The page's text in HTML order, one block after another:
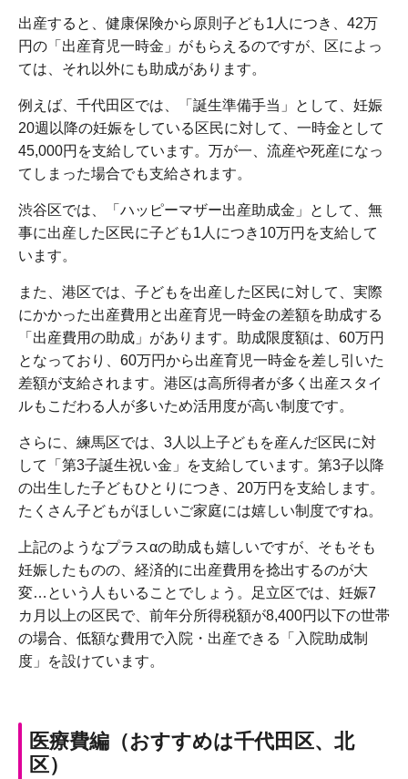
出産すると、健康保険から原則子ども1人につき、42万
円の「出産育児一時金」がもらえるのですが、区によっ
ては、それ以外にも助成があります。
例えば、千代田区では、「誕生準備手当」として、妊娠
20週以降の妊娠をしている区民に対して、一時金として
45,000円を支給しています。万が一、流産や死産になっ
てしまった場合でも支給されます。
渋谷区では、「ハッピーマザー出産助成金」として、無
事に出産した区民に子ども1人につき10万円を支給して
います。
また、港区では、子どもを出産した区民に対して、実際
にかかった出産費用と出産育児一時金の差額を助成する
「出産費用の助成」があります。助成限度額は、60万円
となっており、60万円から出産育児一時金を差し引いた
差額が支給されます。港区は高所得者が多く出産スタイ
ルもこだわる人が多いため活用度が高い制度です。
さらに、練馬区では、3人以上子どもを産んだ区民に対
して「第3子誕生祝い金」を支給しています。第3子以降
の出生した子どもひとりにつき、20万円を支給します。
たくさん子どもがほしいご家庭には嬉しい制度ですね。
上記のようなプラスαの助成も嬉しいですが、そもそも
妊娠したものの、経済的に出産費用を捻出するのが大
変…という人もいることでしょう。足立区では、妊娠7
カ月以上の区民で、前年分所得税額が8,400円以下の世帯
の場合、低額な費用で入院・出産できる「入院助成制
度」を設けています。
医療費編（おすすめは千代田区、北
区）